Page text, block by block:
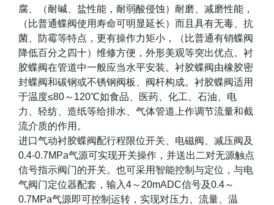
腐、（耐碱、盐性能，耐弱酸侵蚀）耐磨、减磨性能，
（比普通蝶阀使用寿命可明显延长）而且具有无毒、抗
菌、防霉等特点，更有操作力矩小，（比普通有销蝶阀
降低百分之四十）维修方便，外形美观等突出优点。衬
胶蝶阀在管道中一般应当水平安装。衬胶蝶阀由橡胶密
封蝶阀和碳钢或不锈钢阀板、阀杆构成。衬胶蝶阀适用
于温度≤80～ 120℃如食品、医药、化工、石油、电
力、轻纺、造纸等给排水、气体管道上作调节流量和截
流介质的作用。
进口气动衬胶蝶阀配行程限位开关、电磁阀、减压阀及
0.4-0.7MPa气源可实现开关操作，并送出二对无源触点
信号指示阀门的开关。也可采用智能控制与定位，与电
气阀门定位器配套，输入4～ 20mADC信号及0.4～
0.7MPa气源即可控制运转，实现对压力、流量、温